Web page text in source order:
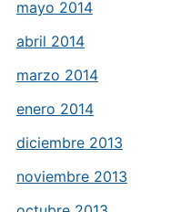
mayo 2014
abril 2014
marzo 2014
enero 2014
diciembre 2013
noviembre 2013